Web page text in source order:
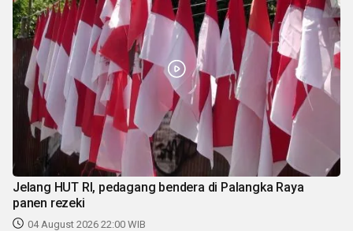
Jelang HUT RI, pedagang bendera di Palangka Raya
panen rezeki
04 August 2026 22:00 WIB